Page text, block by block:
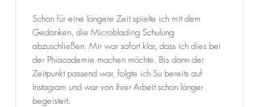
Schon für eine längere Zeit spielte ich mit dem
Gedanken, die Microblading Schulung
abzuschließen. Mir war sofort klar, dass ich dies bei
der Phiacademie machen möchte. Bis dann der
Zeitpunkt passend war, folgte ich Su bereits auf
Instagram und war von Ihrer Arbeit schon länger
begeistert.